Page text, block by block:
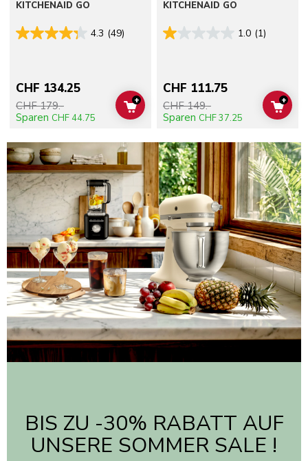
KITCHENAID GO
4.3 (49)
CHF 134.25
CHF 179.-
Sparen CHF 44.75
ADD TO CART
+
KITCHENAID GO
1.0 (1)
CHF 111.75
CHF 149.-
Sparen CHF 37.25
ADD
+
BIS ZU -30% RABATT AUF
UNSERE SOMMER SALE !